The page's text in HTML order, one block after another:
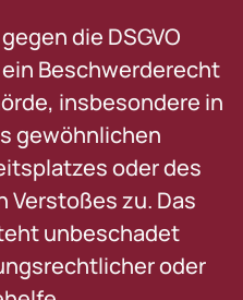
die DSGVO
Beschwerderecht
insbesondere in
gewöhnlichen
oder des
Verstoßes zu. Das
unbeschadet
oder